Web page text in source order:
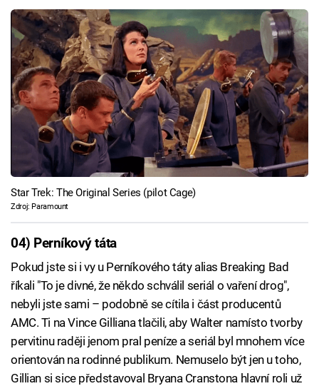
Star Trek: The Original Series (pilot Cage)
Zdroj: Paramount
04) Perníkový táta
Pokud jste si i vy u Perníkového táty alias Breaking Bad
říkali "To je divné, že někdo schválil seriál o vaření drog",
nebyli jste sami – podobně se cítila i část producentů
AMC. Ti na Vince Gilliana tlačili, aby Walter namísto tvorby
pervitinu raději jenom pral peníze a seriál byl mnohem více
orientován na rodinné publikum. Nemuselo být jen u toho,
Gillian si sice představoval Bryana Cranstona hlavní roli už